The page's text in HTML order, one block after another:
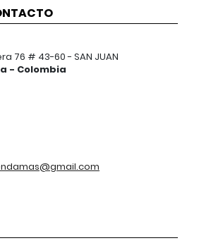
76 # 43-60 - SAN JUAN
- Colombia